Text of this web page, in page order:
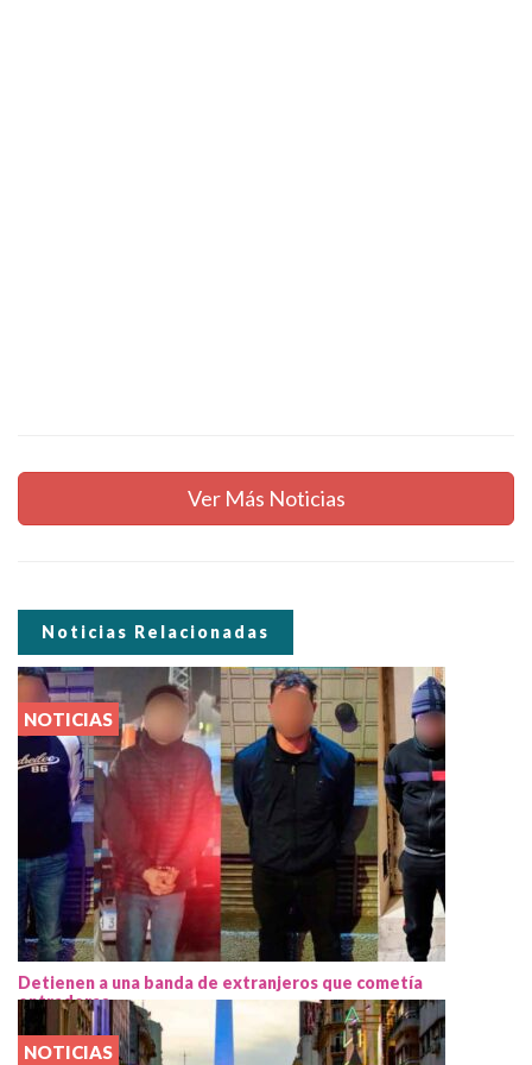
Ver Más Noticias
Noticias Relacionadas
NOTICIAS
Detienen a una banda de extranjeros que cometía
entraderas
NOTICIAS